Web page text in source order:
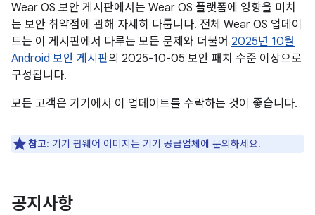
Wear OS 보안 게시판에서는 Wear OS 플랫폼에 영향을 미치
는 보안 취약점에 관해 자세히 다룹니다. 전체 Wear OS 업데이
트는 이 게시판에서 다루는 모든 문제와 더불어 2025년 10월
Android 보안 게시판의 2025-10-05 보안 패치 수준 이상으로
구성됩니다.
모든 고객은 기기에서 이 업데이트를 수락하는 것이 좋습니다.
참고: 기기 펌웨어 이미지는 기기 공급업체에 문의하세요.
공지사항